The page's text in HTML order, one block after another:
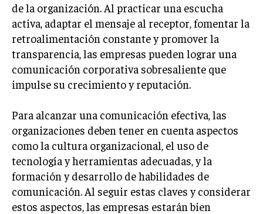
de la organización. Al practicar una escucha
activa, adaptar el mensaje al receptor, fomentar la
retroalimentación constante y promover la
transparencia, las empresas pueden lograr una
comunicación corporativa sobresaliente que
impulse su crecimiento y reputación.
Para alcanzar una comunicación efectiva, las
organizaciones deben tener en cuenta aspectos
como la cultura organizacional, el uso de
tecnología y herramientas adecuadas, y la
formación y desarrollo de habilidades de
comunicación. Al seguir estas claves y considerar
estos aspectos, las empresas estarán bien